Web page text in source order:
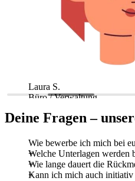
Laura S.
Büro / Verwaltung
Deine Fragen –
Wie bewerbe ich mich bei
Welche Unterlagen werden
Wie lange dauert die
Kann ich mich auch initiativ